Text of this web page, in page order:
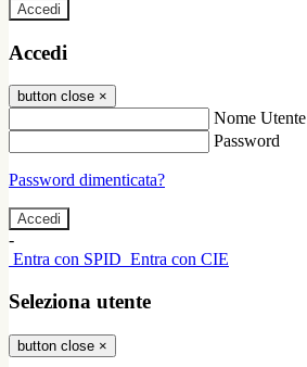
Accedi
Accedi
button close ×
Nome Utente
Password
Password dimenticata?
-
Entra con SPID Entra con CIE
Seleziona utente
button close ×